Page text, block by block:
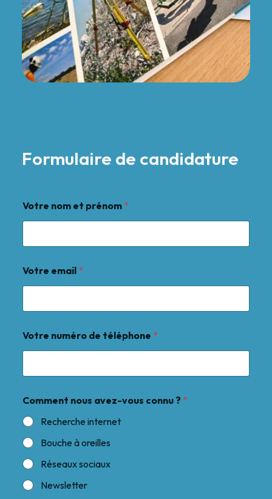
Formulaire de candidature
Votre nom et prénom *
Votre email *
Votre numéro de téléphone *
Comment nous avez-vous connu ? *
Recherche internet
Bouche à oreilles
Réseaux sociaux
Newsletter